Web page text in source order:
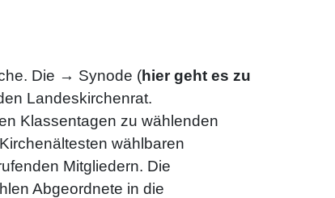
Die → Synode (hier geht es zu
Landeskirchenrat.
Klassentagen zu wählenden
wählbaren
Mitgliedern. Die
Abgeordnete in die